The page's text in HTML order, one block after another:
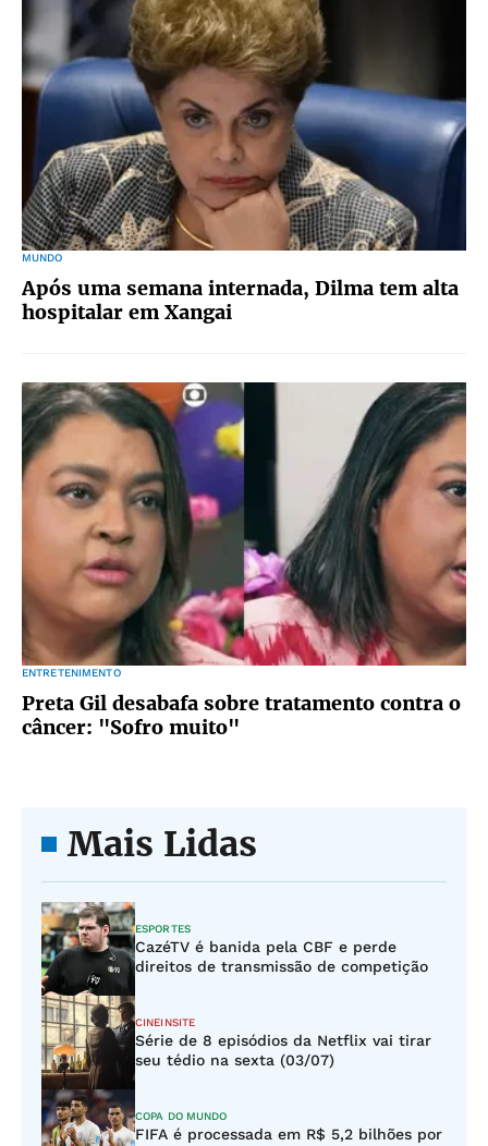
MUNDO
Após uma semana internada, Dilma tem alta
hospitalar em Xangai
ENTRETENIMENTO
Preta Gil desabafa sobre tratamento contra o
câncer: "Sofro muito"
Mais Lidas
ESPORTES
CazéTV é banida pela CBF e perde
direitos de transmissão de competição
CINEINSITE
Série de 8 episódios da Netflix vai tirar
seu tédio na sexta (03/07)
COPA DO MUNDO
FIFA é processada em R$ 5,2 bilhões por